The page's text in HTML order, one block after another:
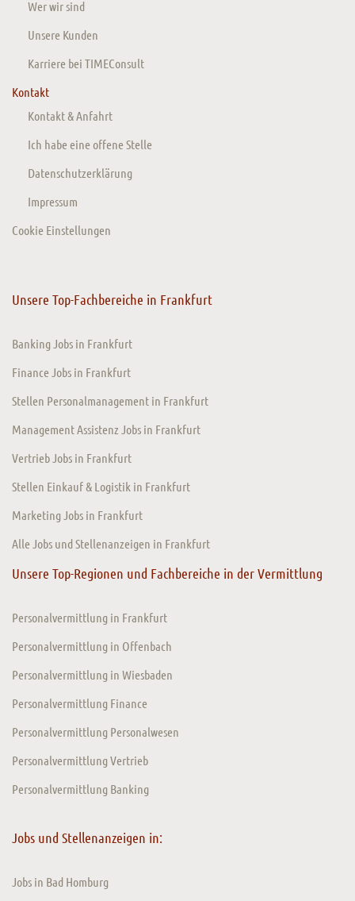
Wer wir sind
Unsere Kunden
Karriere bei TIMEConsult
Kontakt
Kontakt & Anfahrt
Ich habe eine offene Stelle
Datenschutzerklärung
Impressum
Cookie Einstellungen
Unsere Top-Fachbereiche in Frankfurt
Banking Jobs in Frankfurt
Finance Jobs in Frankfurt
Stellen Personalmanagement in Frankfurt
Management Assistenz Jobs in Frankfurt
Vertrieb Jobs in Frankfurt
Stellen Einkauf & Logistik in Frankfurt
Marketing Jobs in Frankfurt
Alle Jobs und Stellenanzeigen in Frankfurt
Unsere Top-Regionen und Fachbereiche in der Vermittlung
Personalvermittlung in Frankfurt
Personalvermittlung in Offenbach
Personalvermittlung in Wiesbaden
Personalvermittlung Finance
Personalvermittlung Personalwesen
Personalvermittlung Vertrieb
Personalvermittlung Banking
Jobs und Stellenanzeigen in:
Jobs in Bad Homburg